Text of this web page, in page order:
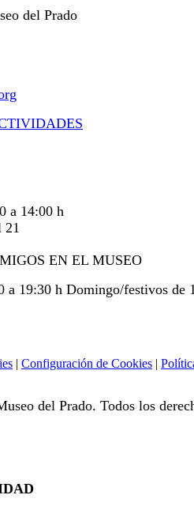
del Prado
a 14:00 h
21
EN EL MUSEO
a 19:30 h Domingo/festivos de
| Configuración de Cookies |
del Prado. Todos los